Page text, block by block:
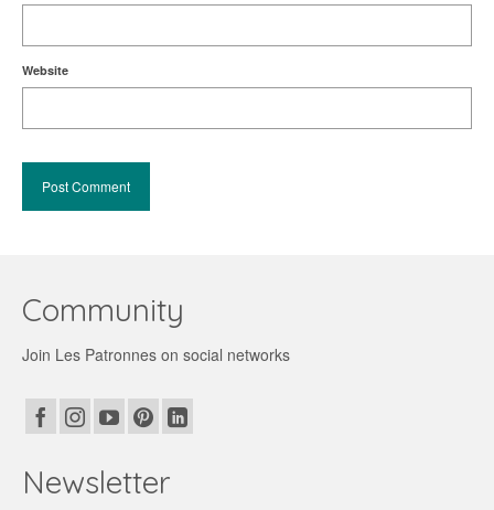
Website
Community
Join Les Patronnes on social networks
Newsletter